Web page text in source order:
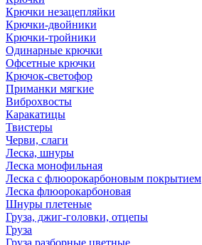
Крючки незацепляйки
Крючки-двойники
Крючки-тройники
Одинарные крючки
Офсетные крючки
Крючок-светофор
Приманки мягкие
Виброхвосты
Каракатицы
Твистеры
Черви, слаги
Леска, шнуры
Леска монофильная
Леска с флюорокарбоновым покрытием
Леска флюорокарбоновая
Шнуры плетеные
Груза, джиг-головки, отцепы
Груза
Груза разборные цветные